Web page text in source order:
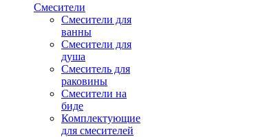
Смесители
Смесители для
ванны
Смесители для
душа
Смеситель для
раковины
Смесители на
биде
Комплектующие
для смесителей